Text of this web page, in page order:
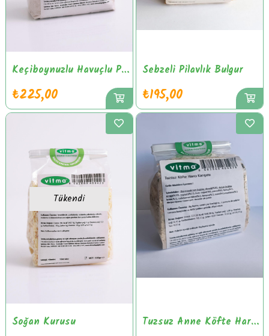
Keçiboynuzlu Havuçlu Pankek Unu
₺225,00
Sebzeli Pilavlık Bulgur
₺195,00
Tükendi
Soğan Kurusu Tuzsuz Anne Köfte Harç Karışımı